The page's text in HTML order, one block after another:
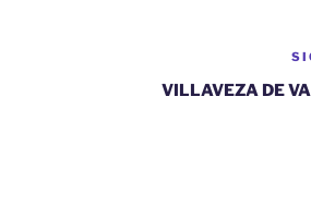
VILLAVEZA DE